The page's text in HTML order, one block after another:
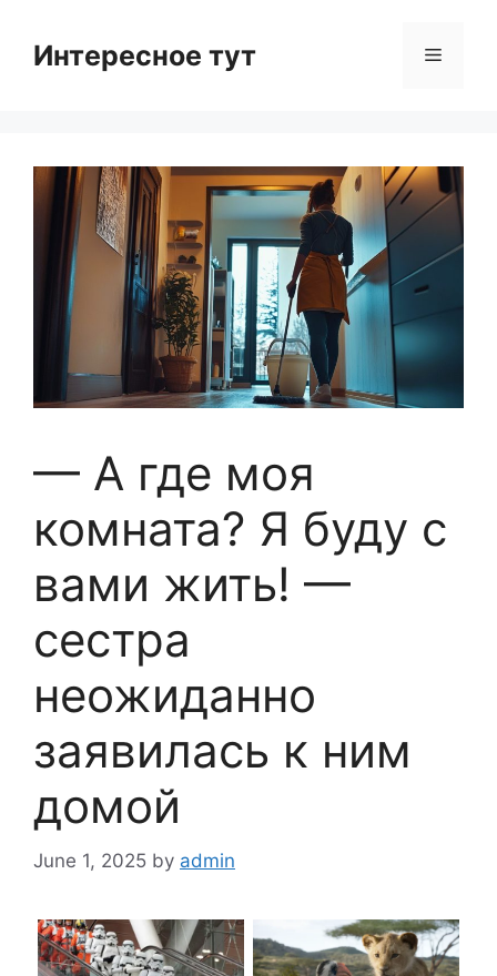
contentИнтересное тут Menu
— А где моя
комната? Я буду с
вами жить! —
сестра
неожиданно
заявилась к ним
домой
June 1, 2025 by admin